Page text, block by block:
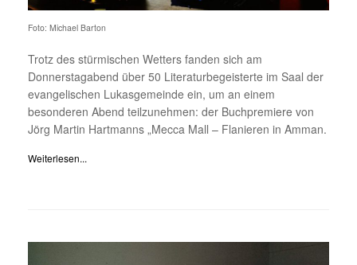
Foto: Michael Barton
Trotz des stürmischen Wetters fanden sich am
Donnerstagabend über 50 Literaturbegeisterte im Saal der
evangelischen Lukasgemeinde ein, um an einem
besonderen Abend teilzunehmen: der Buchpremiere von
Jörg Martin Hartmanns „Mecca Mall – Flanieren in Amman.
Weiterlesen...